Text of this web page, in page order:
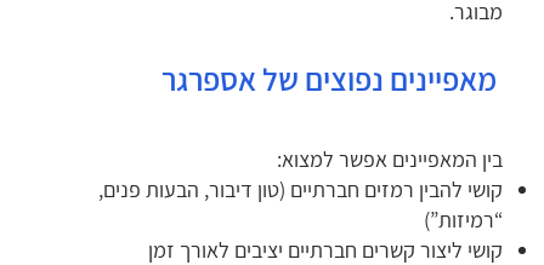
מבוגר.
מאפיינים נפוצים של אספרגר
בין המאפיינים אפשר למצוא:
קושי להבין רמזים חברתיים (טון דיבור, הבעות פנים,
“רמיזות”)
קושי ליצור קשרים חברתיים יציבים לאורך זמן